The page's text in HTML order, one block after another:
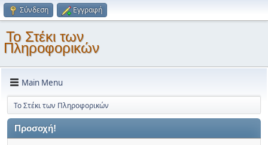
Σύνδεση Εγγραφή
Το Στέκι των
Πληροφορικών
Main Menu
Το Στέκι των Πληροφορικών
Προσοχή!